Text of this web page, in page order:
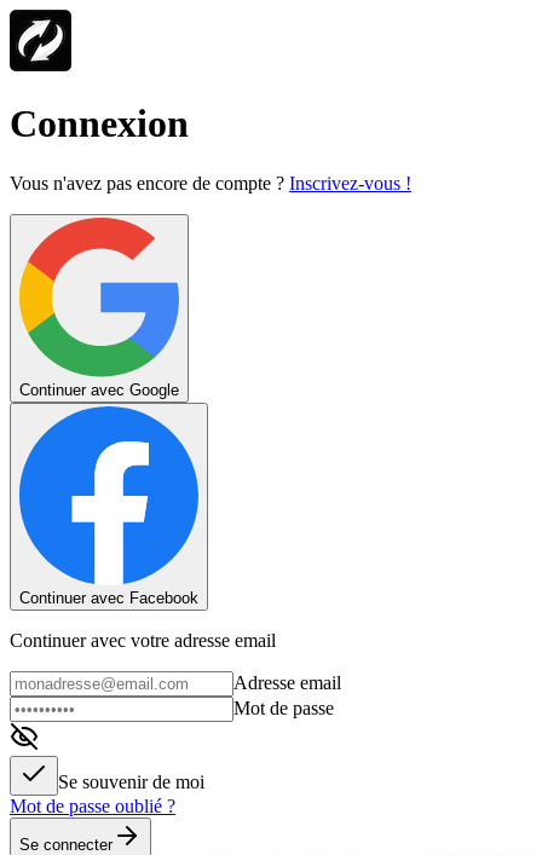
Connexion
Vous n'avez pas encore de compte ? Inscrivez-vous !
Continuer avec Google
Continuer avec Facebook
Continuer avec votre adresse email
Adresse email
Mot de passe
Se souvenir de moi
Mot de passe oublié ?
Se connecter